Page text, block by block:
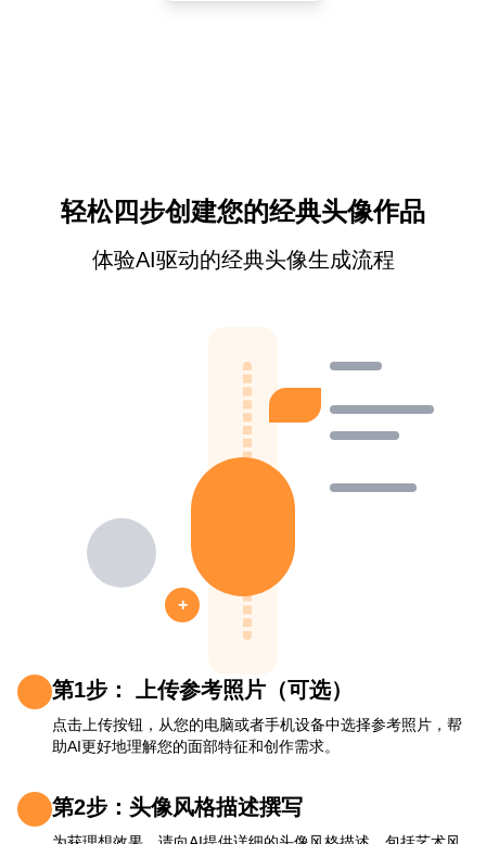
轻松四步创建您的经典头像作品
体验AI驱动的经典头像生成流程
+
第1步： 上传参考照片（可选）
点击上传按钮，从您的电脑或者手机设备中选择参考照片，帮
助AI更好地理解您的面部特征和创作需求。
第2步：头像风格描述撰写